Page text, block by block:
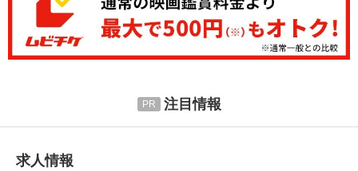
注目情報
求人情報